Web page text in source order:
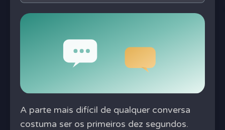
A parte mais difícil de qualquer conversa
costuma ser os primeiros dez segundos.